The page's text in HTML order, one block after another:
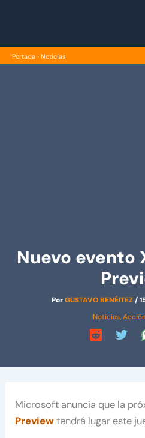
Portada › Noticias
Nuevo evento
PorGUSTAVO BENÉITEZ/
Noticias,Acción
Microsoft anuncia que la
Previewtendrá lugar este